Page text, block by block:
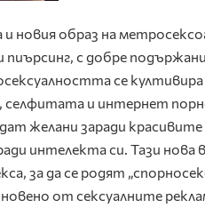
и новия образ на
с добре
се
селфитата и интернет
желани заради красивите
интелекта си. Тази
за да се родят
от сексуалните